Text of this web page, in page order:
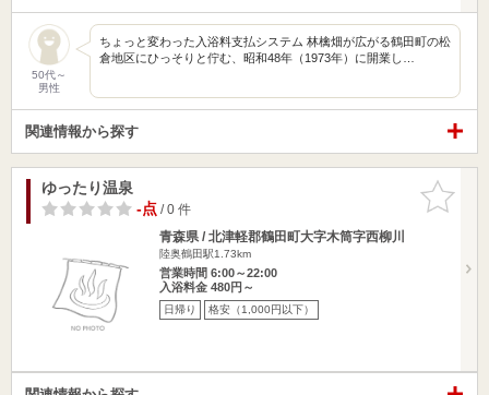
50代～
男性
ちょっと変わった入浴料支払システム 林檎畑が広がる鶴田町の松
倉地区にひっそりと佇む、昭和48年（1973年）に開業し…
関連情報から探す
お気に入
りに追加
ゆったり温泉
-点/ 0 件
青森県 / 北津軽郡鶴田町大字木筒字西柳川
陸奥鶴田駅1.73km
営業時間 6:00～22:00
入浴料金 480円～
日帰り 格安（1,000円以下）